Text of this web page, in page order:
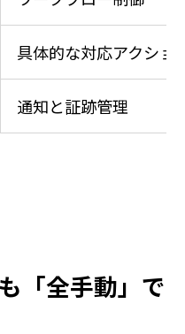
具体的な対応アクショ
通知と証跡管理
「全手動」で